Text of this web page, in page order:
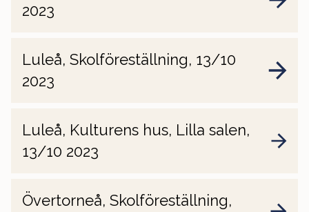
2023
Luleå, Skolföreställning, 13/10
2023
Luleå, Kulturens hus, Lilla salen,
13/10 2023
Övertorneå, Skolföreställning,